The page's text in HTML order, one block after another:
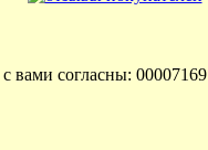
с вами согласны: 00007169